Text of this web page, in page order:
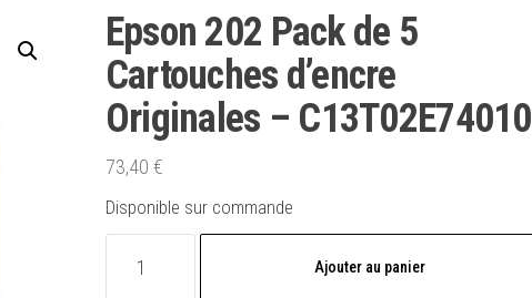
Epson 202 Pack de 5
Cartouches d’encre
Originales – C13T02E74010
73,40 €
Disponible sur commande
Ajouter au panier